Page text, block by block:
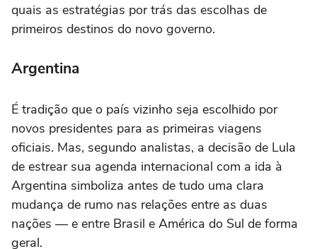
quais as estratégias por trás das escolhas de
primeiros destinos do novo governo.
Argentina
É tradição que o país vizinho seja escolhido por
novos presidentes para as primeiras viagens
oficiais. Mas, segundo analistas, a decisão de Lula
de estrear sua agenda internacional com a ida à
Argentina simboliza antes de tudo uma clara
mudança de rumo nas relações entre as duas
nações — e entre Brasil e América do Sul de forma
geral.